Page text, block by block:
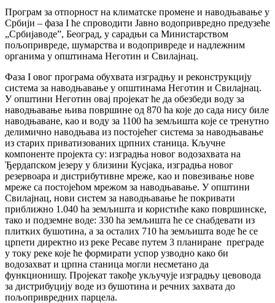
Програм за отпорност на климатске промене и наводњавање у
Србији – фаза I ће спроводити Јавно водопривредно предузеће
„Србијаводе”, Београд, у сарадњи са Министарством
пољопривреде, шумарства и водопривреде и надлежним
органима у општинама Неготин и Свилајнац.
Фаза I овог програма обухвата изградњу и реконструкцију
система за наводњавање у општинама Неготин и Свилајнац.
У општини Неготин овај пројекат ће да обезбеди воду за
наводњавање њива површине од 870 hа које до сада нису биле
наводњаване, као и воду за 1100 ha земљишта које се тренутно
делимично наводњава из постојећег система за наводњавање
из старих приватизованих црпних станица. Кључне
компоненте пројекта су: изградња новог водозахвата на
Ђердапском језеру у близини Кусјака, изградња новог
резервоара и дистрибутивне мреже, као и повезивање нове
мреже са постојећом мрежом за наводњавање. У општини
Свилајнац, нови систем за наводњавање ће покривати
приближно 1.040 ha земљишта и користиће како површинске,
тако и подземне воде: 330 hа земљишта ће се снабдевати из
плитких бушотина, а за осталих 710 hа земљишта воде ће се
црпети директно из реке Ресаве путем 3 планиране преграде
у току реке које ће формирати успор узводно како би
водозахват и црпна станица могли несметано да
функционишу. Пројекат такође укључује изградњу цевовода
за дистрибуцију воде из бушотина и речних захвата до
пољопривредних парцела.